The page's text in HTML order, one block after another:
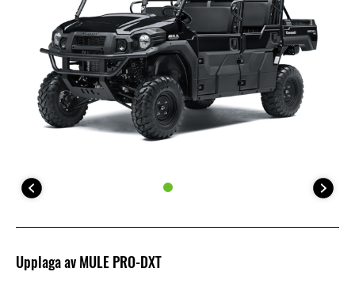
Upplaga av MULE PRO-DXT